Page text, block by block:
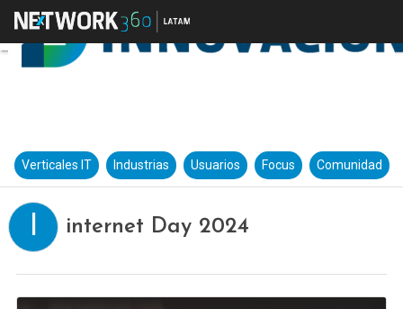
Verticales IT Industrias Usuarios Focus Comunidad
I internet Day 2024